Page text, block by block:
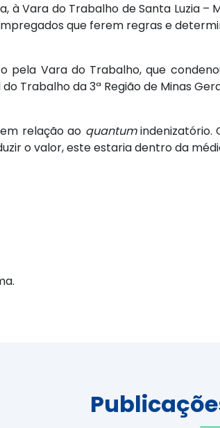
à Vara do Trabalho de Santa Luzia
que ferem regras e
pela Vara do Trabalho, que
Trabalho da 3ª Região de Minas
relação ao quantumindenizatório.
o valor, este estaria dentro da